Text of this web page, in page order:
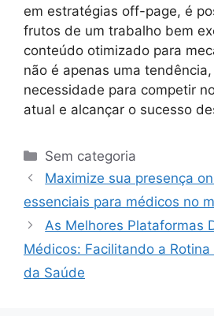
em estratégias off-page, é
frutos de um trabalho bem
conteúdo otimizado para
não é apenas uma
necessidade para competir
atual e alcançar o sucesso
Sem categoria
Maximize sua presença
essenciais para médicos no
As Melhores Plataformas
Médicos: Facilitando a
da Saúde